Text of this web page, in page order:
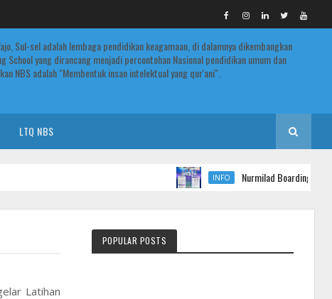
Sul-sel adalah lembaga pendidikan keagamaan, di dalamnya dikembangkan
yang dirancang menjadi percontohan Nasional pendidikan umum dan
NBS adalah "Membentuk insan intelektual yang qur'ani".
LTQ NBS
INFO Nurmilad Boarding School
Latihan
POPULAR POSTS